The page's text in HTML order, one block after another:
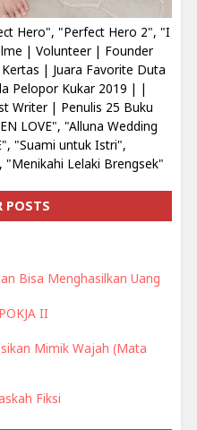
Hero", "Perfect Hero 2", "I
| Volunteer | Founder
| Juara Favorite Duta
Pelopor Kukar 2019 | |
Writer | Penulis 25 Buku
LOVE", "Alluna Wedding
"Suami untuk Istri",
"Menikahi Lelaki Brengsek"
POSTS
Bisa Menghasilkan Uang
II
Mimik Wajah (Mata
Fiksi